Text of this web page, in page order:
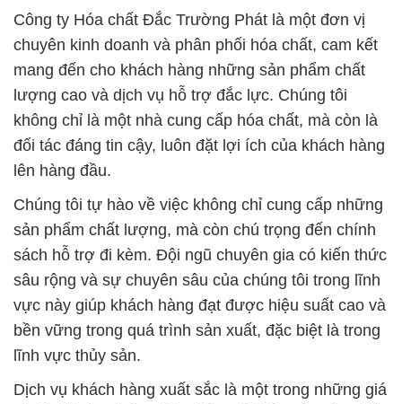
Công ty Hóa chất Đắc Trường Phát là một đơn vị
chuyên kinh doanh và phân phối hóa chất, cam kết
mang đến cho khách hàng những sản phẩm chất
lượng cao và dịch vụ hỗ trợ đắc lực. Chúng tôi
không chỉ là một nhà cung cấp hóa chất, mà còn là
đối tác đáng tin cậy, luôn đặt lợi ích của khách hàng
lên hàng đầu.
Chúng tôi tự hào về việc không chỉ cung cấp những
sản phẩm chất lượng, mà còn chú trọng đến chính
sách hỗ trợ đi kèm. Đội ngũ chuyên gia có kiến thức
sâu rộng và sự chuyên sâu của chúng tôi trong lĩnh
vực này giúp khách hàng đạt được hiệu suất cao và
bền vững trong quá trình sản xuất, đặc biệt là trong
lĩnh vực thủy sản.
Dịch vụ khách hàng xuất sắc là một trong những giá